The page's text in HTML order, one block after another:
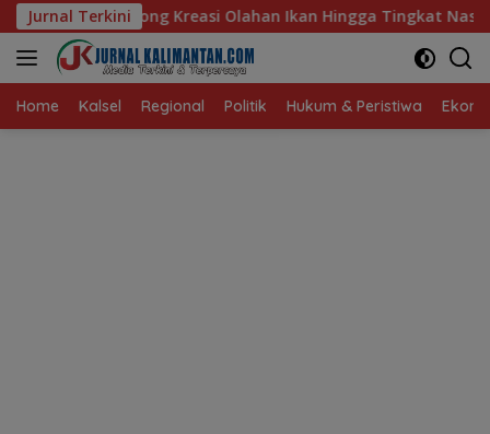
Langsung
ke
konten
Jurnal Terkini
Ikan Hingga Tingkat Nasional Pada Lomba Masak
Home Kalsel Regional Politik Hukum & Peristiwa